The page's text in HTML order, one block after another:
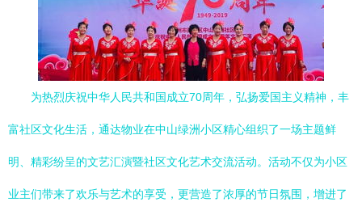
为热烈庆祝中华人民共和国成立70周年，弘扬爱国主义精神，丰
富社区文化生活，通达物业在中山绿洲小区精心组织了一场主题鲜
明、精彩纷呈的文艺汇演暨社区文化艺术交流活动。活动不仅为小区
业主们带来了欢乐与艺术的享受，更营造了浓厚的节日氛围，增进了